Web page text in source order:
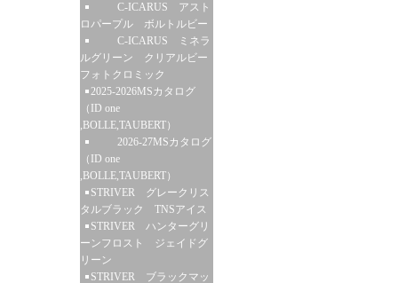
C-ICARUS アスト
ロパープル ボルトルビー
C-ICARUS ミネラ
ルグリーン クリアルビー
フォトクロミック
2025-2026MSカタログ
（ID one
,BOLLE,TAUBERT）
2026-27MSカタログ
（ID one
,BOLLE,TAUBERT）
STRIVER グレークリス
タルブラック TNSアイス
STRIVER ハンターグリ
ーンフロスト ジェイドグ
リーン
STRIVER ブラックマッ